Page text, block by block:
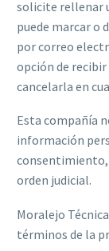
solicite rellenar
puede marcar o
por correo
opción de
cancelarla en
Esta compañía
información
consentimiento,
orden judicial.
Moralejo
términos de la